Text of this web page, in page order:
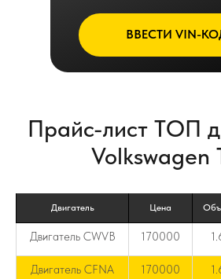
ВВЕСТИ VIN-
Прайс-лист ТОП
Volkswagen
Двигатель Цена
Двигатель CWVB 170000
Двигатель CFNA 170000